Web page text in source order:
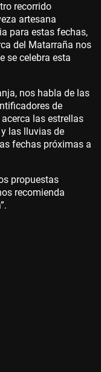
recorrido
artesana
para estas fechas,
del Matarraña nos
se celebra esta
nos habla de las
de
las estrellas
las lluvias de
fechas próximas a
propuestas
recomienda